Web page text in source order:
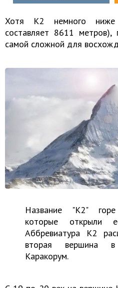
Хотя К2 немного ниже
составляет 8611 метров),
самой сложной для
Название "К2"
которые
Аббревиатура К2
вторая вершина
Каракорум.